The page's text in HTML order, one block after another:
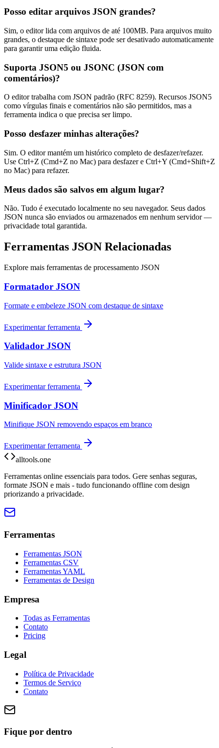
Posso editar arquivos JSON grandes?
Sim, o editor lida com arquivos de até 100MB. Para arquivos muito
grandes, o destaque de sintaxe pode ser desativado automaticamente
para garantir uma edição fluida.
Suporta JSON5 ou JSONC (JSON com
comentários)?
O editor trabalha com JSON padrão (RFC 8259). Recursos JSON5
como vírgulas finais e comentários não são permitidos, mas a
ferramenta indica o que precisa ser limpo.
Posso desfazer minhas alterações?
Sim. O editor mantém um histórico completo de desfazer/refazer.
Use Ctrl+Z (Cmd+Z no Mac) para desfazer e Ctrl+Y (Cmd+Shift+Z
no Mac) para refazer.
Meus dados são salvos em algum lugar?
Não. Tudo é executado localmente no seu navegador. Seus dados
JSON nunca são enviados ou armazenados em nenhum servidor —
privacidade total garantida.
Ferramentas JSON Relacionadas
Explore mais ferramentas de processamento JSON
Formatador JSON
Formate e embeleze JSON com destaque de sintaxe
Experimentar ferramenta
Validador JSON
Valide sintaxe e estrutura JSON
Experimentar ferramenta
Minificador JSON
Minifique JSON removendo espaços em branco
Experimentar ferramenta
alltools.one
Ferramentas online essenciais para todos. Gere senhas seguras,
formate JSON e mais - tudo funcionando offline com design
priorizando a privacidade.
Ferramentas
Ferramentas JSON
Ferramentas CSV
Ferramentas YAML
Ferramentas de Design
Empresa
Todas as Ferramentas
Contato
Pricing
Legal
Política de Privacidade
Termos de Serviço
Contato
Fique por dentro